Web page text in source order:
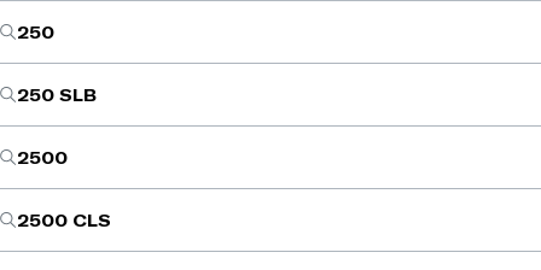
250
250 SLB
2500
2500 CLS